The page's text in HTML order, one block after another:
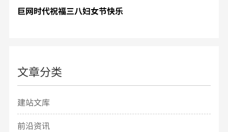
巨网时代祝福三八妇女节快乐
文章分类
建站文库
前沿资讯